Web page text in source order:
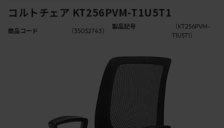
コルトチェア KT256PVM-T1U5T1
商品コード （35052743）
製品記号
（KT256PVM-
T1U5T1）